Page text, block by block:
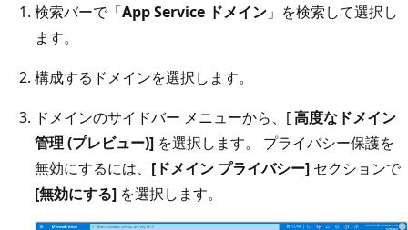
検索バーで「App Service ドメイン 」を検索して選択し
ます。
構成するドメインを選択します。
ドメインのサイドバー メニューから、[高度なドメイン
管理 (プレビュー)] を選択します。 プライバシー保護を
無効にするには、 [ドメイン プライバシー] セクションで
[無効にする] を選択します。